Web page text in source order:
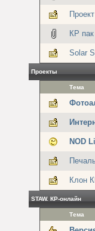
КР
Solar
Проекты
Тема
NOD
Клон
STAW. КР-онлайн
Тема